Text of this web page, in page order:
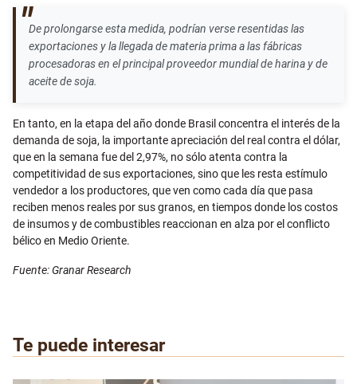
De prolongarse esta medida, podrían verse resentidas las
exportaciones y la llegada de materia prima a las fábricas
procesadoras en el principal proveedor mundial de harina y de
aceite de soja.
En tanto, en la etapa del año donde Brasil concentra el interés de la
demanda de soja, la importante apreciación del real contra el dólar,
que en la semana fue del 2,97%, no sólo atenta contra la
competitividad de sus exportaciones, sino que les resta estímulo
vendedor a los productores, que ven como cada día que pasa
reciben menos reales por sus granos, en tiempos donde los costos
de insumos y de combustibles reaccionan en alza por el conflicto
bélico en Medio Oriente.
Fuente: Granar Research
Te puede interesar